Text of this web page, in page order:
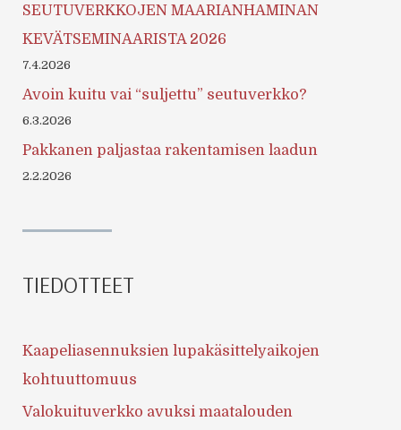
SEUTUVERKKOJEN MAARIANHAMINAN
KEVÄTSEMINAARISTA 2026
7.4.2026
Avoin kuitu vai “suljettu” seutuverkko?
6.3.2026
Pakkanen paljastaa rakentamisen laadun
2.2.2026
TIEDOTTEET
Kaapeliasennuksien lupakäsittelyaikojen
kohtuuttomuus
Valokuituverkko avuksi maatalouden